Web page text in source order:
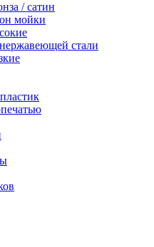
/ сатин
мойки
стали